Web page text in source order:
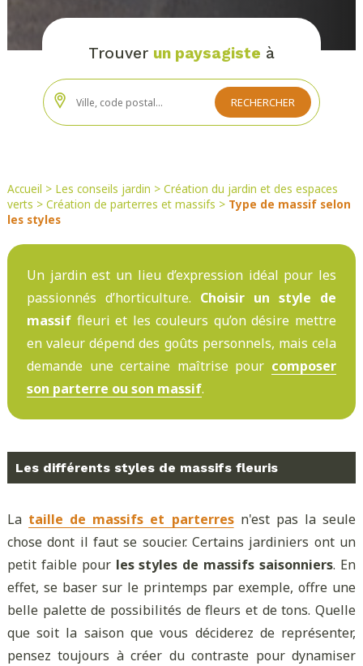
Trouver un paysagiste à
Accueil > Les conseils jardin > Création du jardin et des espaces
verts > Création de parterres et massifs > Type de massif selon
les styles
Un jardin est un lieu d’expression idéal pour les
passionnés d’horticulture. Choisir un style de
massiffleuri et les couleurs qu’on désire mettre
en valeur dépend des goûts personnels, mais cela
demande une certaine maîtrise pour composer
son parterre ou son massif.
Les différents styles de massifs fleuris
La taille de massifs et parterresn'est pas la seule
chose dont il faut se soucier. Certains jardiniers ont un
petit faible pour les styles de massifs saisonniers. En
effet, se baser sur le printemps par exemple, offre une
belle palette de possibilités de fleurs et de tons. Quelle
que soit la saison que vous déciderez de représenter,
pensez toujours à créer du contraste pour dynamiser